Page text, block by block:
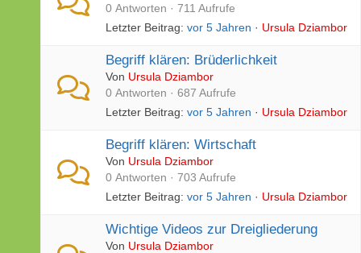
0 Antworten · 711 Aufrufe
Letzter Beitrag: vor 5 Jahren · Ursula Dziambor
Begriff klären: Brüderlichkeit
Von Ursula Dziambor
0 Antworten · 687 Aufrufe
Letzter Beitrag: vor 5 Jahren · Ursula Dziambor
Begriff klären: Wirtschaft
Von Ursula Dziambor
0 Antworten · 703 Aufrufe
Letzter Beitrag: vor 5 Jahren · Ursula Dziambor
Wichtige Videos zur Dreigliederung
Von Ursula Dziambor